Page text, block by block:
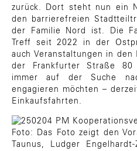
zurück. Dort steht nun ein
den barrierefreien
der Familie Nord ist. Die
Treff seit 2022 in der
auch Veranstaltungen in den
der Frankfurter Straße 80
immer auf der Suche
engagieren möchten –
Einkaufsfahrten.
Foto: Das Foto zeigt den
Taunus, Ludger